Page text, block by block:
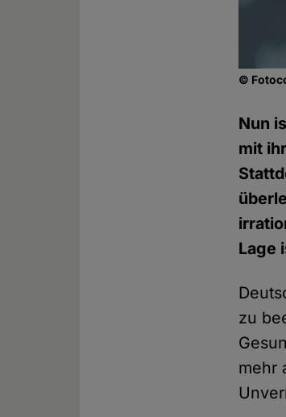
©
Nun
mit
Lage
zu
mehr